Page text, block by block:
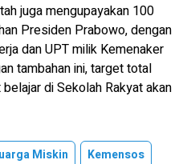
juga mengupayakan 100
Presiden Prabowo, dengan
dan UPT milik Kemenaker
tambahan ini, target total
di Sekolah Rakyat akan
Miskin
Kemensos